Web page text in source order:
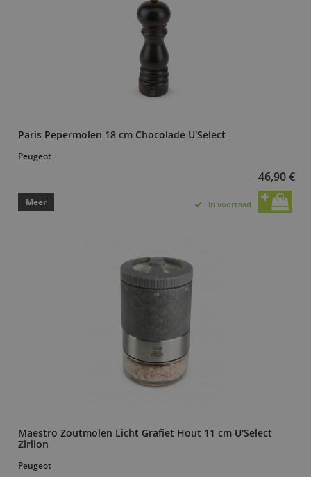
Paris Pepermolen 18 cm Chocolade U'Select
Peugeot
46,90 €
Meer In voorraad
Maestro Zoutmolen Licht Grafiet Hout 11 cm U'Select
Zirlion
Peugeot